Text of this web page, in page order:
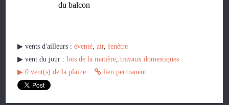
du balcon
▶︎ vents d'ailleurs :éventé,air,fenêtre
▶︎ vent du jour :lois de la matière,travaux domestiques
▶︎ 0 vent(s) de la plaine lien permanent